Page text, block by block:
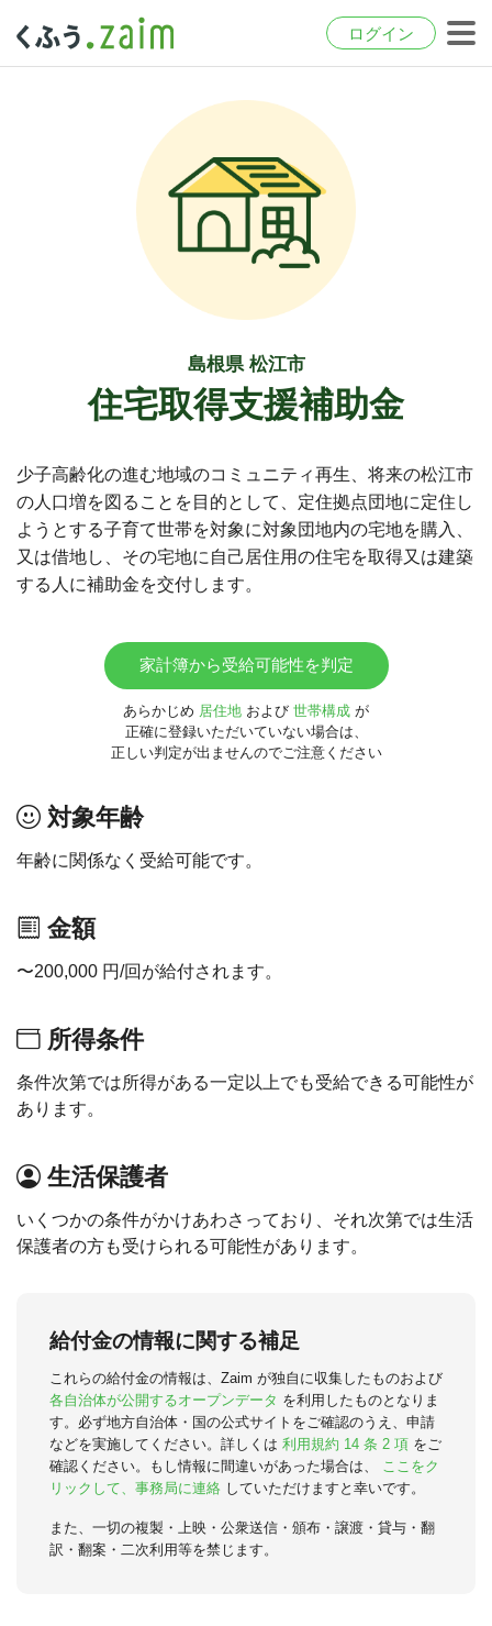
ログイン
島根県 松江市
住宅取得支援補助金
少子高齢化の進む地域のコミュニティ再生、将来の松江市
の人口増を図ることを目的として、定住拠点団地に定住し
ようとする子育て世帯を対象に対象団地内の宅地を購入、
又は借地し、その宅地に自己居住用の住宅を取得又は建築
する人に補助金を交付します。
家計簿から受給可能性を判定
あらかじめ 居住地 および 世帯構成 が
正確に登録いただいていない場合は、
正しい判定が出ませんのでご注意ください
対象年齢
年齢に関係なく受給可能です。
金額
〜200,000 円/回が給付されます。
所得条件
条件次第では所得がある一定以上でも受給できる可能性が
あります。
生活保護者
いくつかの条件がかけあわさっており、それ次第では生活
保護者の方も受けられる可能性があります。
給付金の情報に関する補足
これらの給付金の情報は、Zaim が独自に収集したものおよび
各自治体が公開するオープンデータ を利用したものとなりま
す。必ず地方自治体・国の公式サイトをご確認のうえ、申請
などを実施してください。詳しくは 利用規約 14 条 2 項 をご
確認ください。もし情報に間違いがあった場合は、
ここをク
リックして、事務局に連絡 していただけますと幸いです。
また、一切の複製・上映・公衆送信・頒布・譲渡・貸与・翻
訳・翻案・二次利用等を禁じます。